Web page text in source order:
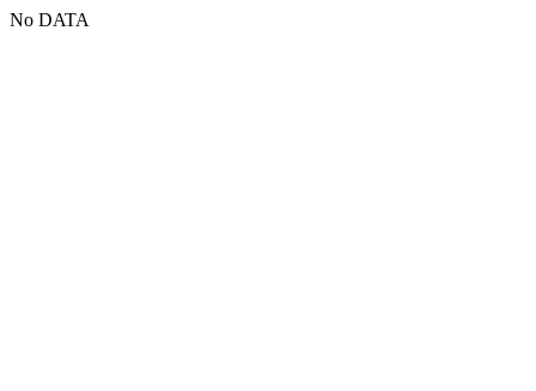
No DATA